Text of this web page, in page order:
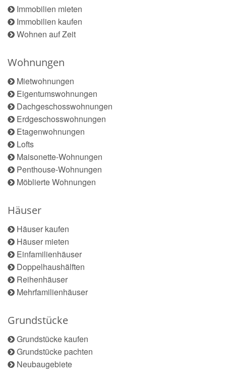
Immobilien mieten
Immobilien kaufen
Wohnen auf Zeit
Wohnungen
Mietwohnungen
Eigentumswohnungen
Dachgeschosswohnungen
Erdgeschosswohnungen
Etagenwohnungen
Lofts
Maisonette-Wohnungen
Penthouse-Wohnungen
Möblierte Wohnungen
Häuser
Häuser kaufen
Häuser mieten
Einfamilienhäuser
Doppelhaushälften
Reihenhäuser
Mehrfamilienhäuser
Grundstücke
Grundstücke kaufen
Grundstücke pachten
Neubaugebiete